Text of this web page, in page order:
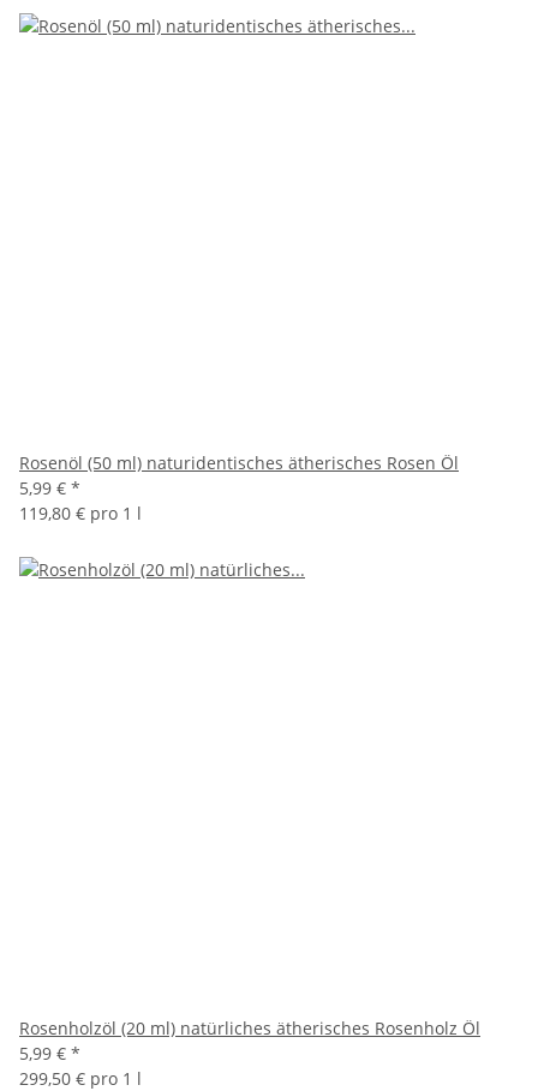
Rosenöl (50 ml) naturidentisches ätherisches Rosen Öl
5,99 € *
119,80 € pro 1 l
Rosenholzöl (20 ml) natürliches ätherisches Rosenholz Öl
5,99 € *
299,50 € pro 1 l